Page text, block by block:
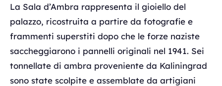
La Sala d’Ambra rappresenta il gioiello del
palazzo, ricostruita a partire da fotografie e
frammenti superstiti dopo che le forze naziste
saccheggiarono i pannelli originali nel 1941. Sei
tonnellate di ambra proveniente da Kaliningrad
sono state scolpite e assemblate da artigiani